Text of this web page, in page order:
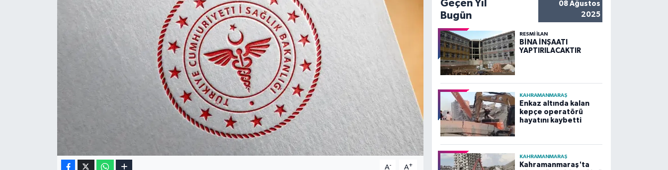
A- A+
Geçen Yıl
Bugün
08 Ağustos
2025
RESMİ İLAN
BİNA İNŞAATI
YAPTIRILACAKTIR
KAHRAMANMARAŞ
Enkaz altında kalan
kepçe operatörü
hayatını kaybetti
KAHRAMANMARAŞ
Kahramanmaraş'ta